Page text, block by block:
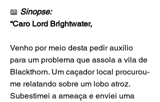
📖 Sinopse:
“Caro Lord Brightwater,
Venho por meio desta pedir auxílio
para um problema que assola a vila de
Blackthorn. Um caçador local procurou-
me relatando sobre um lobo atroz.
Subestimei a ameaça e enviei uma